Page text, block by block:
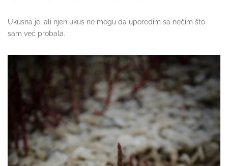
Ukusna je, ali njen ukus ne mogu da uporedim sa nečim što
sam već probala.